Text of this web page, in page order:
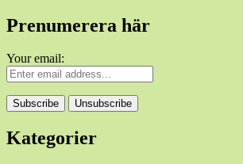
Prenumerera här
Your email:
Kategorier